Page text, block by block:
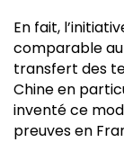
En fait,
comparable
transfert des
Chine en
inventé ce
preuves en